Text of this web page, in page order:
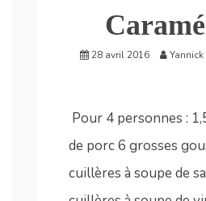
28 avril 2016
Pour 4 personnes :
de porc 6 grosses
cuillères à soupe de